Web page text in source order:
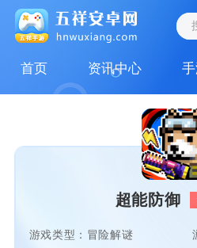
首页 资讯中心
超能防御
游戏类型：冒险解谜